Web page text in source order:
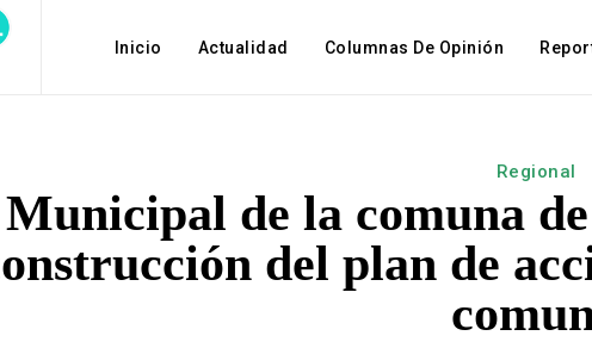
Inicio Actualidad Columnas De Opinión
Regional
de la comuna
del plan de